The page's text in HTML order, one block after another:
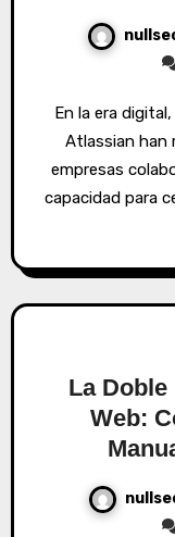
En la era digital, herramientas como Confluence de
Atlassian han
empresas
capacidad para
La
Web: